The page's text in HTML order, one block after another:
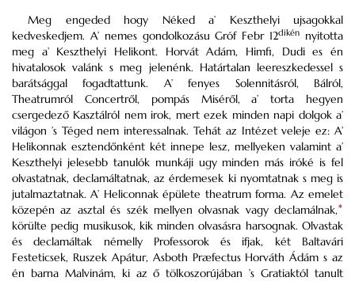
Meg engeded hogy Néked a’ Keszthelyi ujsagokkal
kedveskedjem. A’ nemes gondolkozásu Gróf Febr 12dikén
nyitotta
meg a’ Keszthelyi Helikont. Horvát Adám, Himfi, Dudi es én
hivatalosok valánk s meg jelenénk. Határtalan leereszkedessel s
barátsággal fogadtattunk. A’ fenyes Solennitásról, Bálról,
Theatrumról Concertről, pompás Miséről, a’ torta hegyen
csergedező Kasztálról nem irok, mert ezek minden napi dolgok a’
világon ’s Téged nem interessalnak. Tehát az Intézet veleje ez: A’
Helikonnak esztendőnként két innepe lesz, mellyeken valamint a’
Keszthelyi jelesebb tanulók munkáji ugy minden más iróké is fel
olvastatnak, declamáltatnak, az érdemesek ki nyomtatnak s meg is
jutalmaztatnak. A’ Heliconnak épülete theatrum forma. Az emelet
közepén az asztal és szék mellyen olvasnak vagy declamálnak,*
körülte pedig musikusok, kik minden olvasásra harsognak. Olvastak
és declamáltak némelly Professorok és ifjak, két Baltavári
Festeticsek, Ruszek Apátur, Asboth Præfectus Horváth Ádám s az
én barna Malvinám, ki az ő tölkoszorújában ’s Gratiaktól tanult